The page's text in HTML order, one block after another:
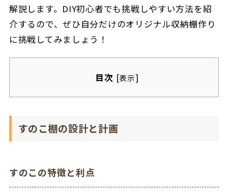
解説します。DIY初心者でも挑戦しやすい方法を紹
介するので、ぜひ自分だけのオリジナル収納棚作り
に挑戦してみましょう！
目次 [表示]
すのこ棚の設計と計画
すのこの特徴と利点